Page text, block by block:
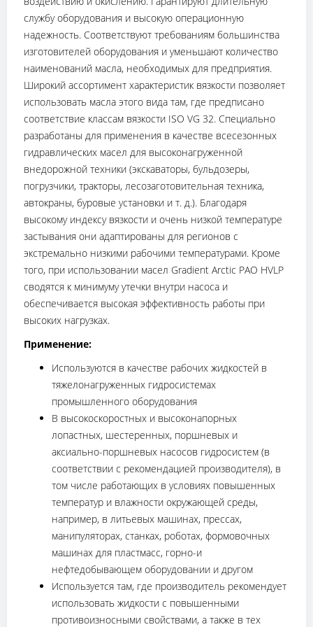
службу оборудования и высокую операционную
надежность. Соответствуют требованиям большинства
изготовителей оборудования и уменьшают количество
наименований масла, необходимых для предприятия.
Широкий ассортимент характеристик вязкости позволяет
использовать масла этого вида там, где предписано
соответствие классам вязкости ISO VG 32. Специально
разработаны для применения в качестве всесезонных
гидравлических масел для высоконагруженной
внедорожной техники (экскаваторы, бульдозеры,
погрузчики, тракторы, лесозаготовительная техника,
автокраны, буровые установки и т. д.). Благодаря
высокому индексу вязкости и очень низкой температуре
застывания они адаптированы для регионов с
экстремально низкими рабочими температурами. Кроме
того, при использовании масел Gradient Arctic PAO HVLP
сводятся к минимуму утечки внутри насоса и
обеспечивается высокая эффективность работы при
высоких нагрузках.
Применение:
Используются в качестве рабочих жидкостей в
тяжелонагруженных гидросистемах
промышленного оборудования
В высокоскоростных и высоконапорных
лопастных, шестеренных, поршневых и
аксиально-поршневых насосов гидросистем (в
соответствии с рекомендацией производителя), в
том числе работающих в условиях повышенных
температур и влажности окружающей среды,
например, в литьевых машинах, прессах,
манипуляторах, станках, роботах, формовочных
машинах для пластмасс, горно-и
нефтедобывающем оборудовании и другом
Используется там, где производитель рекомендует
использовать жидкости с повышенными
противоизносными свойствами, а также в тех